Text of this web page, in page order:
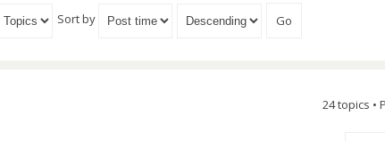
Sort by
24 topics •